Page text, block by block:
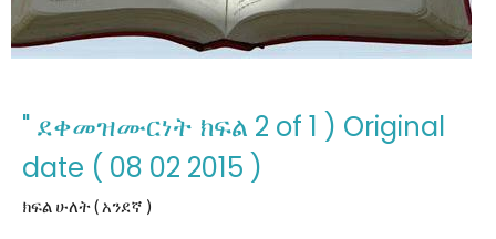
" ደቀመዝሙርነት ክፍል 2 of 1 ) Original
date ( 08 02 2015 )
ክፍል ሁለት ( አንደኛ )